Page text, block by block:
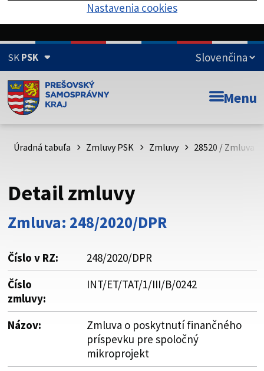
Nastavenia cookies
SKPSK
Doména psk.sk je oficiálna
Toto je oficiálna webová stránka Prešovského
psk.sk.
Buďte pozorní a vždy sa uistite, že zdieľate informácie iba
cez zabezpečenú webovú stránku. Zabezpečená stránka
vždy začína https:// pred názvom domény webového sídla.
Menu
Úradná tabuľa Zmluvy PSK Zmluvy 28520 / Zmluva
Detail zmluvy
Zmluva: 248/2020/DPR
Číslo v RZ:
248/2020/DPR
Číslo
zmluvy:
INT/ET/TAT/1/III/B/0242
Názov:
Zmluva o poskytnutí finančného
príspevku pre spoločný
mikroprojekt